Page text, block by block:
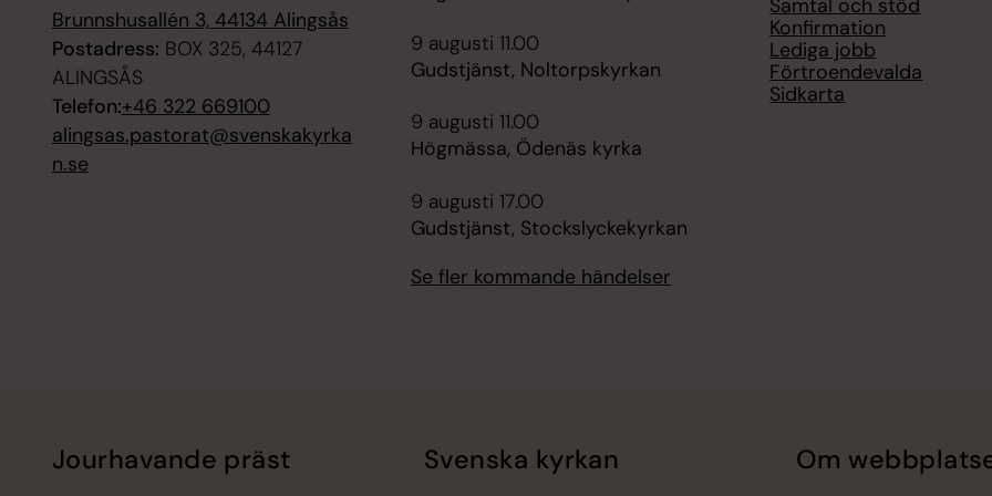
Brunnshusallén 3, 44134 Alingsås
Postadress: BOX 325, 44127
ALINGSÅS
Telefon:+46 322 669100
alingsas.pastorat@svenskakyrka
n.se
9 augusti 11.00
Gudstjänst, Noltorpskyrkan
9 augusti 11.00
Högmässa, Ödenäs kyrka
9 augusti 17.00
Gudstjänst, Stockslyckekyrkan
Se fler kommande händelser
Konfirmation
Lediga jobb
Förtroendevalda
Sidkarta
Jourhavande präst Svenska kyrkan Om